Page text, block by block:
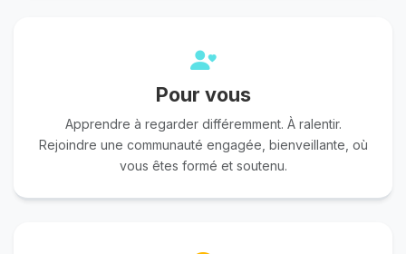
Pour vous
Apprendre à regarder différemment. À ralentir.
Rejoindre une communauté engagée, bienveillante, où
vous êtes formé et soutenu.